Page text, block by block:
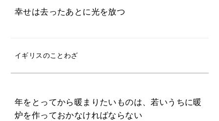
幸せは去ったあとに光を放つ
イギリスのことわざ
年をとってから暖まりたいものは、若いうちに暖
炉を作っておかなければならない